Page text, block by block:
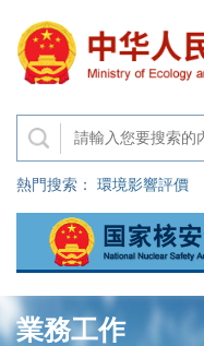
熱門搜索： 環境影響評價
業務工作